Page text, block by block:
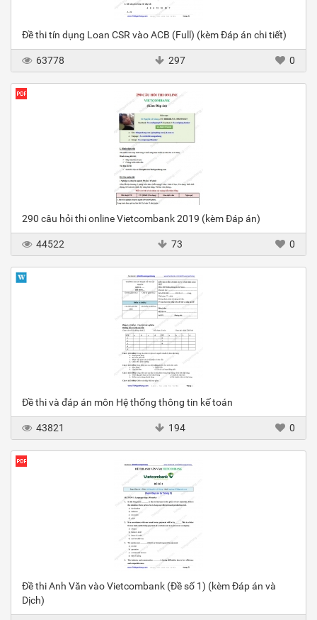
Đề thi tín dụng Loan CSR vào ACB (Full) (kèm Đáp án chi tiết)
63778 297 0
290 câu hỏi thi online Vietcombank 2019 (kèm Đáp án)
44522 73 0
Đề thi và đáp án môn Hệ thống thông tin kế toán
43821 194 0
Đề thi Anh Văn vào Vietcombank (Đề số 1) (kèm Đáp án và
Dịch)